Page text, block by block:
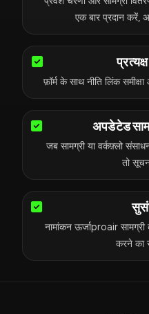
एक बार प्रदान करें,
फ़ॉर्म के साथ नीति लिंक
अपडेटेड
जब सामग्री या वर्कफ़्लो
तो
नामांकन ऊर्जाproair
करने का